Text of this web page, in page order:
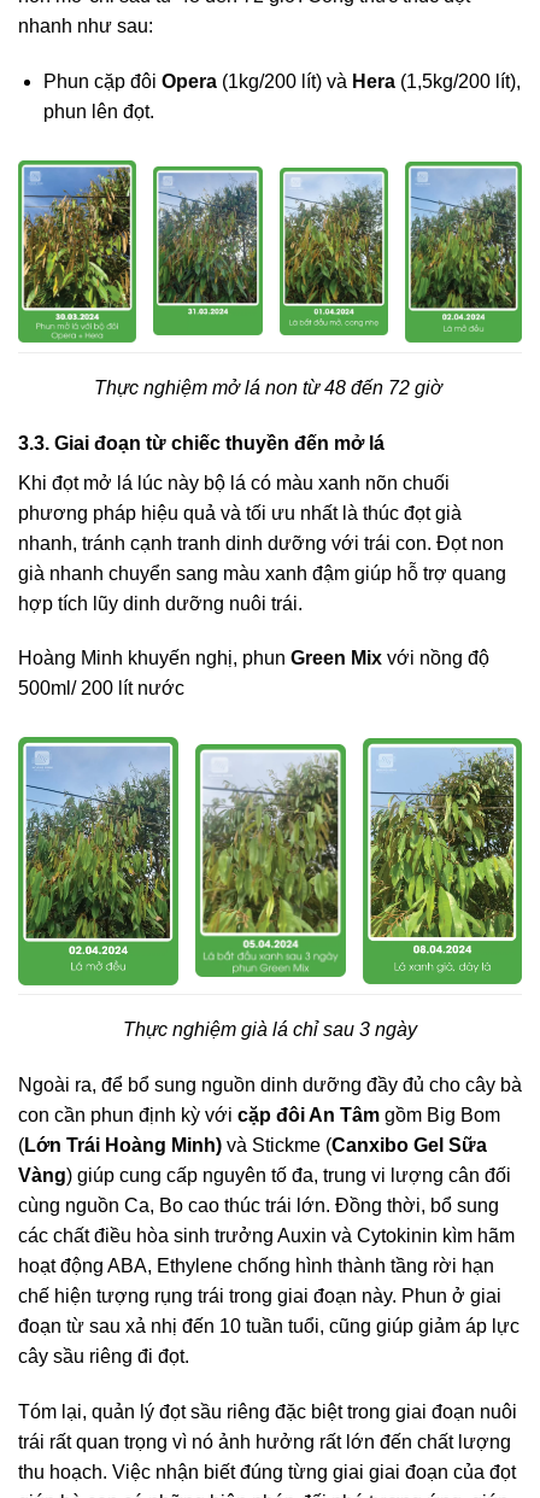
nhanh như sau:
Phun cặp đôi Opera(1kg/200 lít) và Hera(1,5kg/200 lít),
phun lên đọt.
Thực nghiệm mở lá non từ 48 đến 72 giờ
3.3. Giai đoạn từ chiếc thuyền đến mở lá
Khi đọt mở lá lúc này bộ lá có màu xanh nõn chuối
phương pháp hiệu quả và tối ưu nhất là thúc đọt già
nhanh, tránh cạnh tranh dinh dưỡng với trái con. Đọt non
già nhanh chuyển sang màu xanh đậm giúp hỗ trợ quang
hợp tích lũy dinh dưỡng nuôi trái.
Hoàng Minh khuyến nghị, phun Green Mix với nồng độ
500ml/ 200 lít nước
Thực nghiệm già lá chỉ sau 3 ngày
Ngoài ra, để bổ sung nguồn dinh dưỡng đầy đủ cho cây bà
con cần phun định kỳ với cặp đôi An Tâm gồm Big Bom
(Lớn Trái Hoàng Minh) và Stickme (Canxibo Gel Sữa
Vàng) giúp cung cấp nguyên tố đa, trung vi lượng cân đối
cùng nguồn Ca, Bo cao thúc trái lớn. Đồng thời, bổ sung
các chất điều hòa sinh trưởng Auxin và Cytokinin kìm hãm
hoạt động ABA, Ethylene chống hình thành tầng rời hạn
chế hiện tượng rụng trái trong giai đoạn này. Phun ở giai
đoạn từ sau xả nhị đến 10 tuần tuổi, cũng giúp giảm áp lực
cây sầu riêng đi đọt.
Tóm lại, quản lý đọt sầu riêng đặc biệt trong giai đoạn nuôi
trái rất quan trọng vì nó ảnh hưởng rất lớn đến chất lượng
thu hoạch. Việc nhận biết đúng từng giai giai đoạn của đọt